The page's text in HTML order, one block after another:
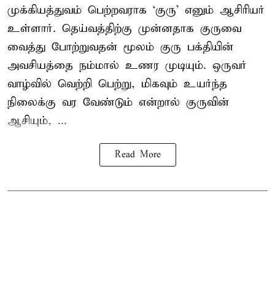
முக்கியத்துவம் பெற்றவராக ‘குரு’ எனும் ஆசிரியர்
உள்ளார். தெய்வத்திற்கு முன்னதாக குருவை
வைத்து போற்றுவதன் மூலம் குரு பக்தியின்
அவசியத்தை நம்மால் உணர முடியும். ஒருவர்
வாழ்வில் வெற்றி பெற்று, மிகவும் உயர்ந்த
நிலைக்கு வர வேண்டும் என்றால் குருவின்
ஆசியும், ...
Read More